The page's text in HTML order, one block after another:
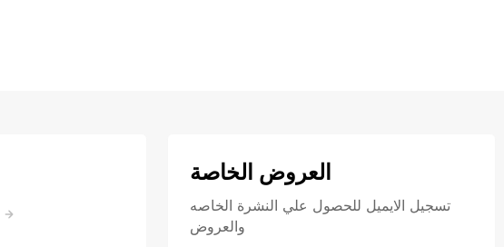
العروض الخاصة
تسجيل الايميل للحصول علي النشرة الخاصه
والعروض